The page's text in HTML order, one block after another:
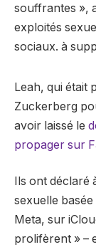
souffrantes »,
exploités
sociaux. à
Leah, qui était
Zuckerberg
avoir laissé le
propager sur
Ils ont
sexuelle
Meta, sur
prolifèrent » –